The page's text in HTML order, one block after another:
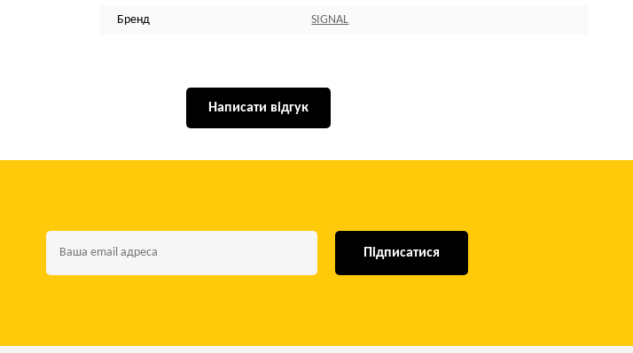
Бренд SIGNAL
Написати відгук
Підписатися